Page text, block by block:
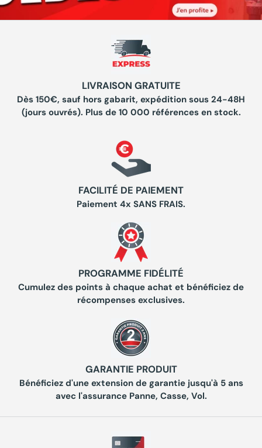
LIVRAISON GRATUITE
Dès 150€, sauf hors gabarit, expédition sous 24-48H
(jours ouvrés). Plus de 10 000 références en stock.
FACILITÉ DE PAIEMENT
Paiement 4x SANS FRAIS.
PROGRAMME FIDÉLITÉ
Cumulez des points à chaque achat et bénéficiez de
récompenses exclusives.
GARANTIE PRODUIT
Bénéficiez d'une extension de garantie jusqu'à 5 ans
avec l'assurance Panne, Casse, Vol.